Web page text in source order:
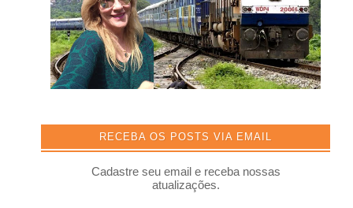
RECEBA OS POSTS VIA EMAIL
Cadastre seu email e receba nossas
atualizações.